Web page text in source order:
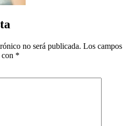
no será publicada. Los campos
*